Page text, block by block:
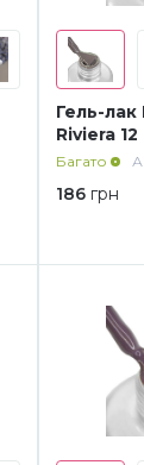
нігтів)
Гель-лак
Riviera
Багато
186 грн